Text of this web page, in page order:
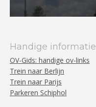
Handige informatie
OV-Gids: handige ov-links
Trein naar Berlijn
Trein naar Parijs
Parkeren Schiphol